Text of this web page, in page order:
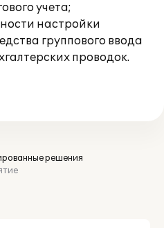
учета;
настройки
группового ввода
проводок.
решения